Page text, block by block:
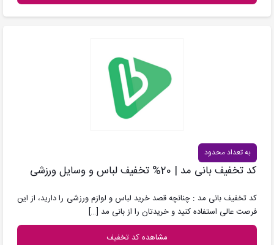
به تعداد محدود
کد تخفیف بانی مد | 20% تخفیف لباس و وسایل ورزشی
کد تخفیف بانی مد : چنانچه قصد خرید لباس و لوازم ورزشی را دارید، از این
فرصت عالی استفاده کنید و خریدتان را از بانی مد […]
مشاهده کد تخفیف